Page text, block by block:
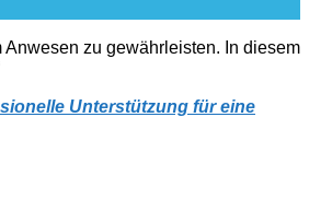
zu gewährleisten. In diesem
Unterstützung für eine